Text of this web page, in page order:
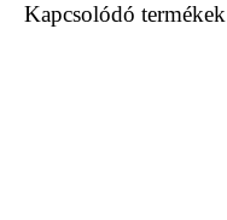
Kapcsolódó termékek